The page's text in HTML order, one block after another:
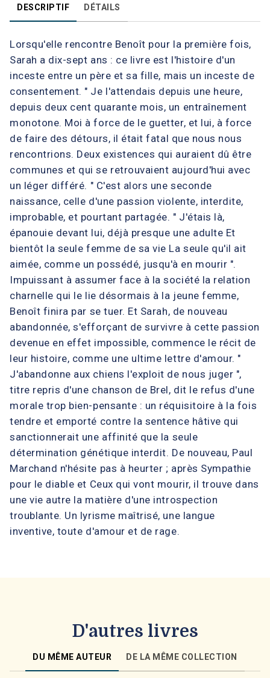
DESCRIPTIF DÉTAILS
Lorsqu'elle rencontre Benoît pour la première fois,
Sarah a dix-sept ans : ce livre est l'histoire d'un
inceste entre un père et sa fille, mais un inceste de
consentement. " Je l'attendais depuis une heure,
depuis deux cent quarante mois, un entraînement
monotone. Moi à force de le guetter, et lui, à force
de faire des détours, il était fatal que nous nous
rencontrions. Deux existences qui auraient dû être
communes et qui se retrouvaient aujourd'hui avec
un léger différé. " C'est alors une seconde
naissance, celle d'une passion violente, interdite,
improbable, et pourtant partagée. " J'étais là,
épanouie devant lui, déjà presque une adulte Et
bientôt la seule femme de sa vie La seule qu'il ait
aimée, comme un possédé, jusqu'à en mourir ".
Impuissant à assumer face à la société la relation
charnelle qui le lie désormais à la jeune femme,
Benoît finira par se tuer. Et Sarah, de nouveau
abandonnée, s'efforçant de survivre à cette passion
devenue en effet impossible, commence le récit de
leur histoire, comme une ultime lettre d'amour. "
J'abandonne aux chiens l'exploit de nous juger ",
titre repris d'une chanson de Brel, dit le refus d'une
morale trop bien-pensante : un réquisitoire à la fois
tendre et emporté contre la sentence hâtive qui
sanctionnerait une affinité que la seule
détermination génétique interdit. De nouveau, Paul
Marchand n'hésite pas à heurter ; après Sympathie
pour le diable et Ceux qui vont mourir, il trouve dans
une vie autre la matière d'une introspection
troublante. Un lyrisme maîtrisé, une langue
inventive, toute d'amour et de rage.
D'autres livres
DU MÊME AUTEUR DE LA MÊME COLLECTION